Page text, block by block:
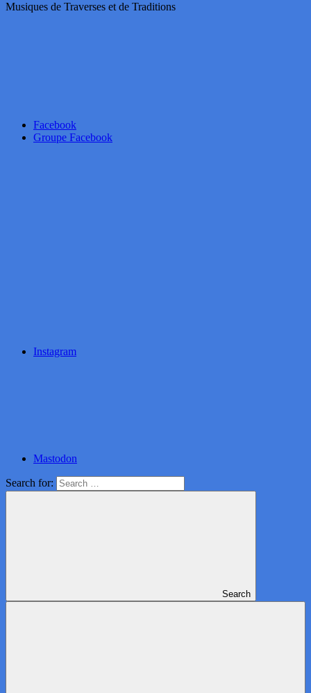
Musiques de Traverses et de Traditions
Facebook
Groupe Facebook
Instagram
Mastodon
Search for:
Search